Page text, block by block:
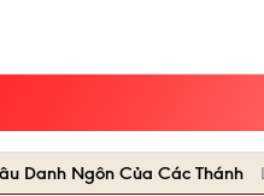
Danh Ngôn Của Các Thánh